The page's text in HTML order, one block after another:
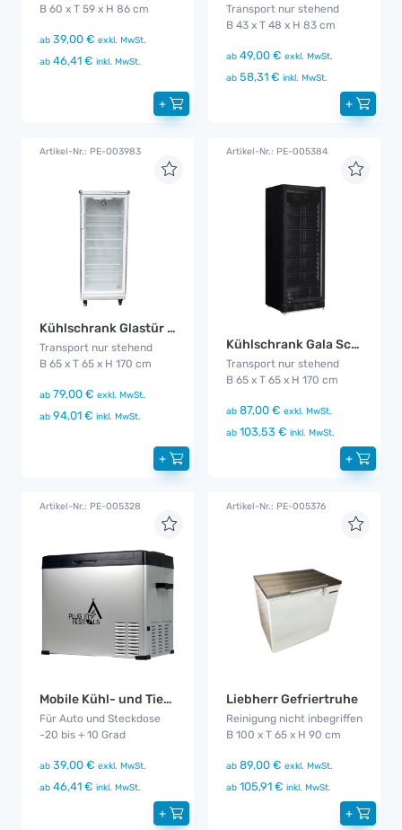
B 60 x T 59 x H 86 cm
ab 39,00 € exkl. MwSt.
ab 46,41 € inkl. MwSt.
+
Transport nur stehend
B 43 x T 48 x H 83 cm
ab 49,00 € exkl. MwSt.
ab 58,31 € inkl. MwSt.
+
Artikel-Nr.: PE-003983
Kühlschrank Glastür groß
Transport nur stehend
B 65 x T 65 x H 170 cm
ab 79,00 € exkl. MwSt.
ab 94,01 € inkl. MwSt.
+
Artikel-Nr.: PE-005384
Kühlschrank Gala Schwarz
Transport nur stehend
B 65 x T 65 x H 170 cm
ab 87,00 € exkl. MwSt.
ab 103,53 € inkl. MwSt.
+
Artikel-Nr.: PE-005328
Mobile Kühl- und Tiefkühlbox
Für Auto und Steckdose
-20 bis + 10 Grad
ab 39,00 € exkl. MwSt.
ab 46,41 € inkl. MwSt.
+
Artikel-Nr.: PE-005376
Liebherr Gefriertruhe
Reinigung nicht inbegriffen
B 100 x T 65 x H 90 cm
ab 89,00 € exkl. MwSt.
ab 105,91 € inkl. MwSt.
+